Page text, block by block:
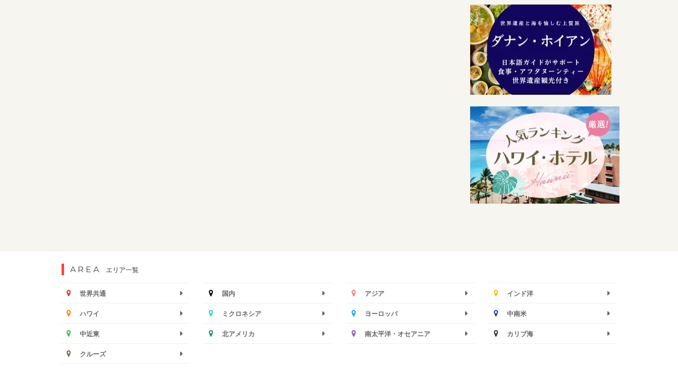
AREA エリア一覧
世界共通 国内 アジア インド洋
ハワイ ミクロネシア ヨーロッパ 中南米
中近東 北アメリカ 南太平洋・オセアニア カリブ海
クルーズ